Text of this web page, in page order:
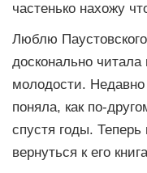
частенько нахожу
Люблю
досконально читала
молодости.
поняла, как по-
спустя годы.
вернуться к его